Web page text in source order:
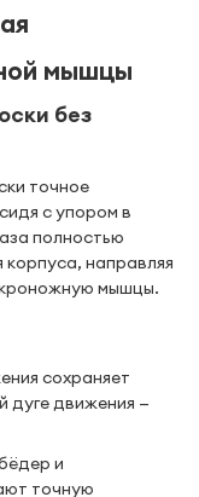
мышцы
без
точное
с упором в
полностью
направляя
мышцы.
сохраняет
дуге движения —
и
точную